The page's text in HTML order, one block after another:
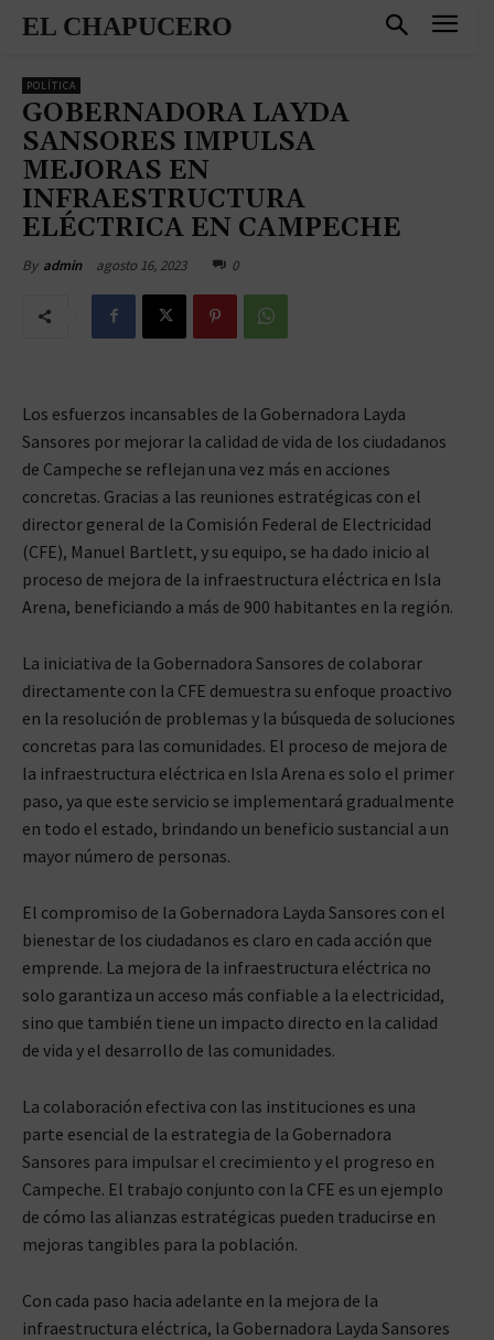
EL CHAPUCERO
POLÍTICA
GOBERNADORA LAYDA
SANSORES IMPULSA
MEJORAS EN
INFRAESTRUCTURA
ELÉCTRICA EN CAMPECHE
By admin agosto 16, 2023 0
Los esfuerzos incansables de la Gobernadora Layda
Sansores por mejorar la calidad de vida de los ciudadanos
de Campeche se reflejan una vez más en acciones
concretas. Gracias a las reuniones estratégicas con el
director general de la Comisión Federal de Electricidad
(CFE), Manuel Bartlett, y su equipo, se ha dado inicio al
proceso de mejora de la infraestructura eléctrica en Isla
Arena, beneficiando a más de 900 habitantes en la región.
La iniciativa de la Gobernadora Sansores de colaborar
directamente con la CFE demuestra su enfoque proactivo
en la resolución de problemas y la búsqueda de soluciones
concretas para las comunidades. El proceso de mejora de
la infraestructura eléctrica en Isla Arena es solo el primer
paso, ya que este servicio se implementará gradualmente
en todo el estado, brindando un beneficio sustancial a un
mayor número de personas.
El compromiso de la Gobernadora Layda Sansores con el
bienestar de los ciudadanos es claro en cada acción que
emprende. La mejora de la infraestructura eléctrica no
solo garantiza un acceso más confiable a la electricidad,
sino que también tiene un impacto directo en la calidad
de vida y el desarrollo de las comunidades.
La colaboración efectiva con las instituciones es una
parte esencial de la estrategia de la Gobernadora
Sansores para impulsar el crecimiento y el progreso en
Campeche. El trabajo conjunto con la CFE es un ejemplo
de cómo las alianzas estratégicas pueden traducirse en
mejoras tangibles para la población.
Con cada paso hacia adelante en la mejora de la
infraestructura eléctrica, la Gobernadora Layda Sansores